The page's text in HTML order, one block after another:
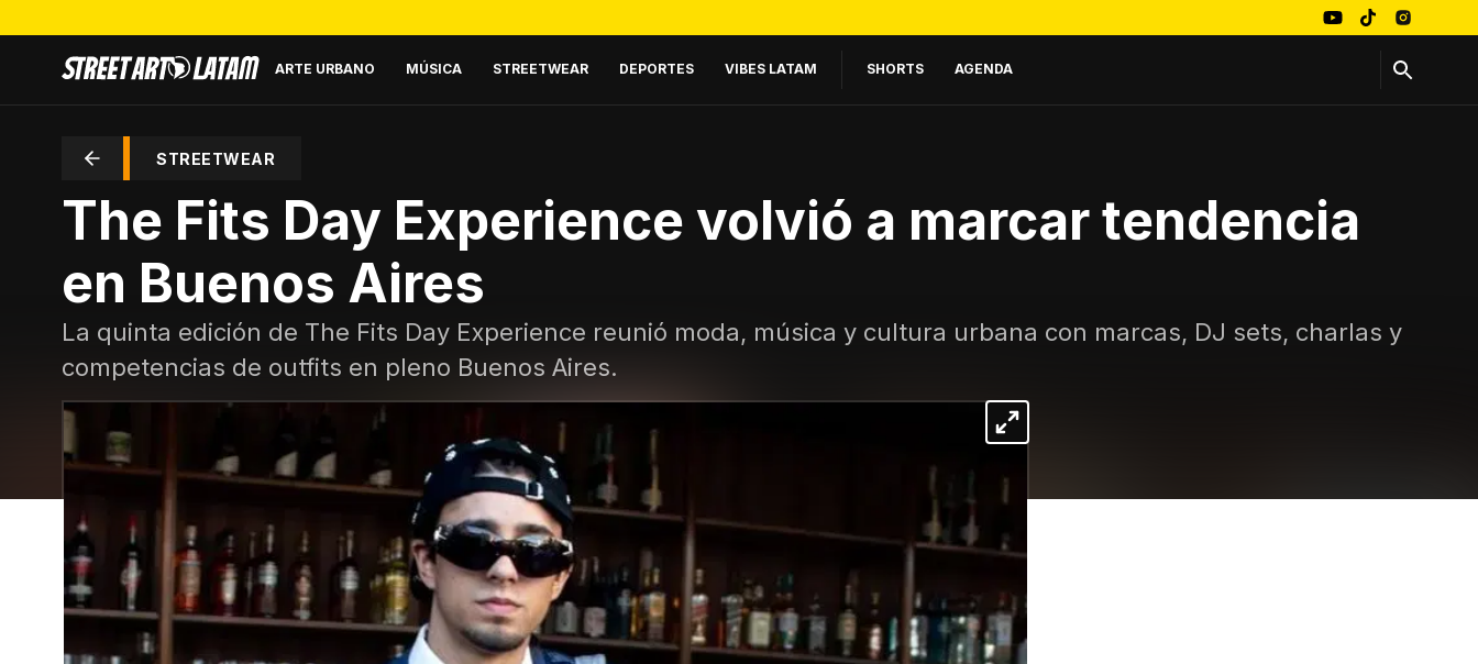
ARTE URBANO MÚSICA STREETWEAR DEPORTES VIBES LATAM SHORTS AGENDA
STREETWEAR
The Fits Day Experience volvió a marcar tendencia
en Buenos Aires
La quinta edición de The Fits Day Experience reunió moda, música y cultura urbana con marcas, DJ sets, charlas y
competencias de outfits en pleno Buenos Aires.